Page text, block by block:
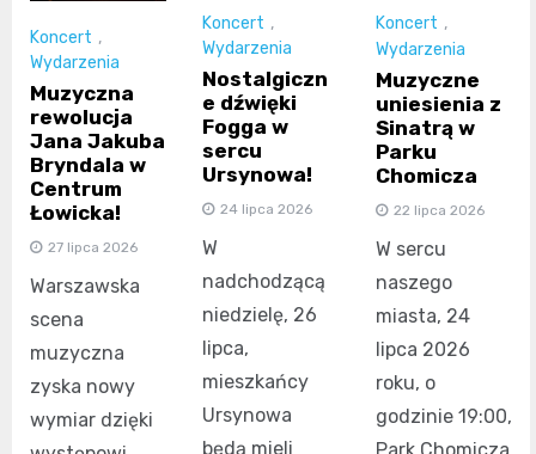
Koncert ,
Wydarzenia
Muzyczna
rewolucja
Jana Jakuba
Bryndala w
Centrum
Łowicka!
27 lipca 2026
Warszawska
scena
muzyczna
zyska nowy
wymiar dzięki
Koncert ,
Wydarzenia
Nostalgiczn
e dźwięki
Fogga w
sercu
Ursynowa!
24 lipca 2026
W
nadchodzącą
niedzielę, 26
lipca,
mieszkańcy
Ursynowa
będą mieli
Koncert ,
Wydarzenia
Muzyczne
uniesienia z
Sinatrą w
Parku
Chomicza
22 lipca 2026
W sercu
naszego
miasta, 24
lipca 2026
roku, o
godzinie 19:00,
Park Chomicza